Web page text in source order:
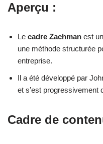
Aperçu :
Le cadre Zachman est
une méthode structurée
entreprise.
Il a été développé par
et s’est progressivement
Cadre de